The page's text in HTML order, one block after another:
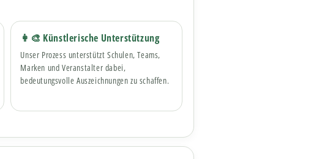
👩🎨 Künstlerische Unterstützung
Unser Prozess unterstützt Schulen, Teams,
Marken und Veranstalter dabei,
bedeutungsvolle Auszeichnungen zu schaffen.